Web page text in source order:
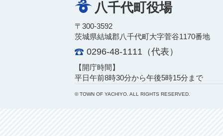
八千代町役場
〒300-3592
茨城県結城郡八千代町大字菅谷1170番地
0296-48-1111（代表）
【開庁時間】
平日午前8時30分から午後5時15分まで
© TOWN OF YACHIYO. ALL RIGHTS RESERVED.